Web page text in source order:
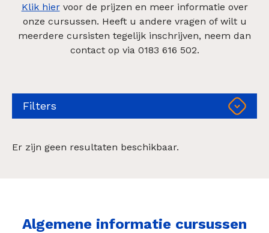
Klik hiervoor de prijzen en meer informatie over
onze cursussen. Heeft u andere vragen of wilt u
meerdere cursisten tegelijk inschrijven, neem dan
contact op via 0183 616 502.
Filters
Er zijn geen resultaten beschikbaar.
Algemene informatie cursussen